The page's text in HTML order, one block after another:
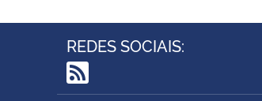
REDES SOCIAIS: